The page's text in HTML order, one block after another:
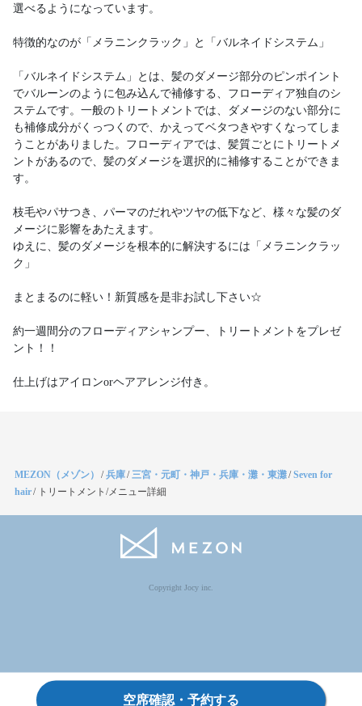
選べるようになっています。
特徴的なのが「メラニンクラック」と「バルネイドシステム」
「バルネイドシステム」とは、髪のダメージ部分のピンポイント
でバルーンのように包み込んで補修する、フローディア独自のシ
ステムです。一般のトリートメントでは、ダメージのない部分に
も補修成分がくっつくので、かえってベタつきやすくなってしま
うことがありました。フローディアでは、髪質ごとにトリートメ
ントがあるので、髪のダメージを選択的に補修することができま
す。
枝毛やパサつき、パーマのだれやツヤの低下など、様々な髪のダ
メージに影響をあたえます。
ゆえに、髪のダメージを根本的に解決するには「メラニンクラッ
ク」
まとまるのに軽い！新質感を是非お試し下さい☆
約一週間分のフローディアシャンプー、トリートメントをプレゼ
ント！！
MEZON（メゾン） /兵庫/三宮・元町・神戸・兵庫・灘・東灘/Seven for
hair/ トリートメント/メニュー詳細
Copyright Jocy inc.
空席確認・予約する